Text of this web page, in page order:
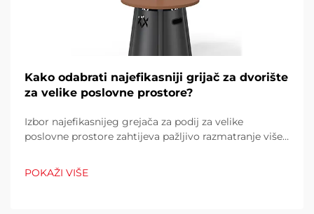
Kako odabrati najefikasniji grijač za dvorište
za velike poslovne prostore?
Izbor najefikasnijeg grejača za podij za velike
poslovne prostore zahtijeva pažljivo razmatranje više
udobnost kupaca i potrošnju energije. Pogrešan izbor
može rezultirati neadekvatnom toplinom...
POKAŽI VIŠE